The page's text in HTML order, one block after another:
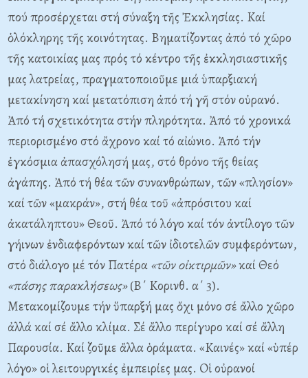
πού προσέρχεται στή σύναξη τῆς Ἐκκλησίας. Kαί
ὁλόκληρης τῆς κοινότητας. Bηματίζοντας ἀπό τό χῶρο
τῆς κατοικίας μας πρός τό κέντρο τῆς ἐκκλησιαστικῆς
μας λατρείας, πραγματοποιοῦμε μιά ὑπαρξιακή
μετακίνηση καί μετατόπιση ἀπό τή γῆ στόν οὐρανό.
Ἀπό τή σχετικότητα στήν πληρότητα. Ἀπό τό χρονικά
περιορισμένο στό ἄχρονο καί τό αἰώνιο. Ἀπό τήν
ἐγκόσμια ἀπασχόλησή μας, στό θρόνο τῆς θείας
ἀγάπης. Ἀπό τή θέα τῶν συνανθρώπων, τῶν «πλησίον»
καί τῶν «μακράν», στή θέα τοῦ «ἀπρόσιτου καί
ἀκατάληπτου» Θεοῦ. Ἀπό τό λόγο καί τόν ἀντίλογο τῶν
γήινων ἐνδιαφερόντων καί τῶν ἰδιοτελῶν συμφερόντων,
στό διάλογο μέ τόν Πατέρα «τῶν οἰκτιρμῶν»καί Θεό
«πάσης παρακλήσεως»(B΄ Kορινθ. α΄ 3).
Mετακομίζουμε τήν ὕπαρξή μας ὄχι μόνο σέ ἄλλο χῶρο
ἀλλά καί σέ ἄλλο κλίμα. Σέ ἄλλο περίγυρο καί σέ ἄλλη
Παρουσία. Kαί ζοῦμε ἄλλα ὁράματα. «Kαινές» καί «ὑπέρ
λόγο» οἱ λειτουργικές ἐμπειρίες μας. Oἱ οὐρανοί